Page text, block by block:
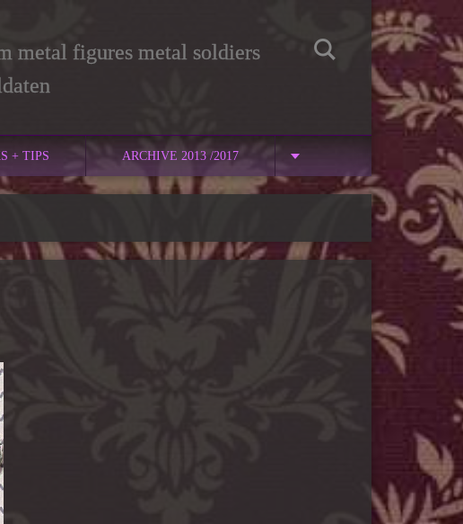
metal figures metal soldiers
+ TIPS ARCHIVE 2013 /2017